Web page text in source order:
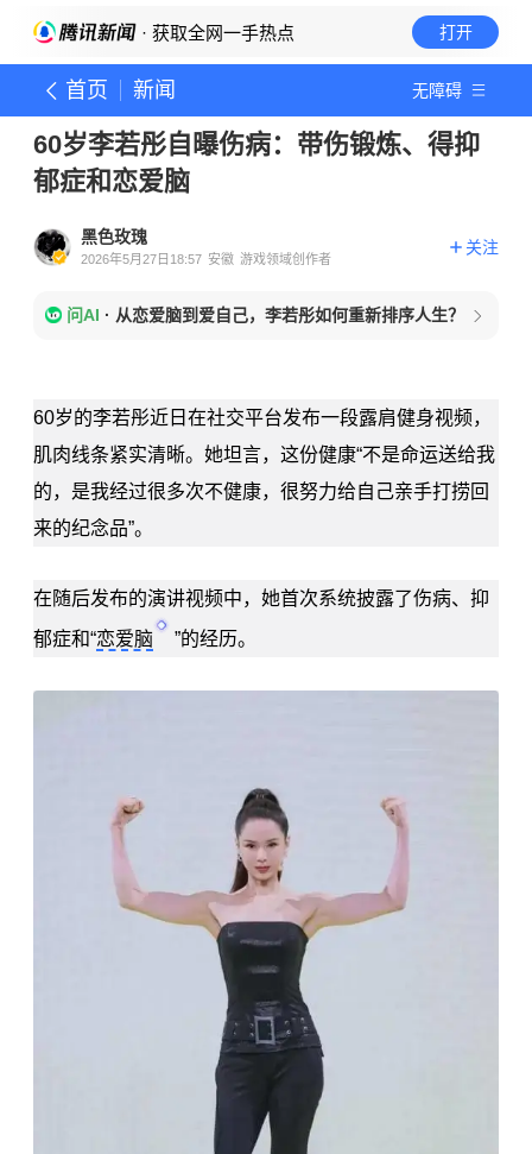
· 获取全网一手热点 打开
首页 新闻 无障碍
60岁李若彤自曝伤病：带伤锻炼、得抑
郁症和恋爱脑
黑色玫瑰
2026年5月27日18:57 安徽 游戏领域创作者
关注
问AI · 从恋爱脑到爱自己，李若彤如何重新排序人生？
60岁的李若彤近日在社交平台发布一段露肩健身视频，
肌肉线条紧实清晰。她坦言，这份健康“不是命运送给我
的，是我经过很多次不健康，很努力给自己亲手打捞回
来的纪念品”。
在随后发布的演讲视频中，她首次系统披露了伤病、 抑
郁症和“恋爱脑 ”的经历。